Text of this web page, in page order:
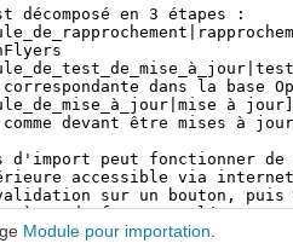
Module pour importation.